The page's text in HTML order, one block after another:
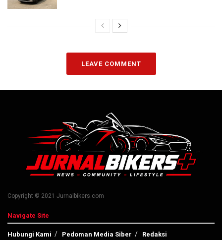
LEAVE COMMENT
Copyright © 2021 Jurnalbikers.com
Navigate Site
Hubungi Kami Pedoman Media Siber Redaksi